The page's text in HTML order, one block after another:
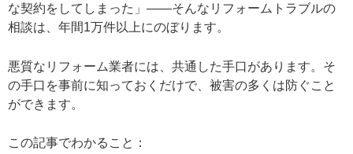
な契約をしてしまった」――そんなリフォームトラブルの
相談は、年間1万件以上にのぼります。
悪質なリフォーム業者には、共通した手口があります。そ
の手口を事前に知っておくだけで、被害の多くは防ぐこと
ができます。
この記事でわかること：